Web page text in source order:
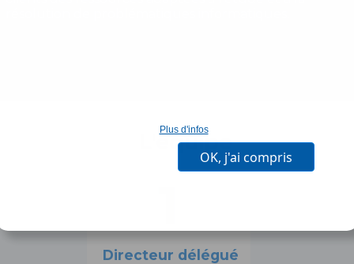
L'équipe
Directeur délégué
Plus d'infos
OK, j'ai compris